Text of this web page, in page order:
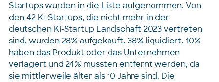
Startups wurden in die Liste aufgenommen. Von
den 42 KI-Startups, die nicht mehr in der
deutschen KI-Startup Landschaft 2023 vertreten
sind, wurden 28% aufgekauft, 38% liquidiert, 10%
haben das Produkt oder das Unternehmen
verlagert und 24% mussten entfernt werden, da
sie mittlerweile älter als 10 Jahre sind. Die